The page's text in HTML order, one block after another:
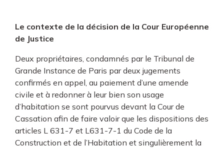
Le contexte de la décision de la Cour Européenne
de Justice
Deux propriétaires, condamnés par le Tribunal de
Grande Instance de Paris par deux jugements
confirmés en appel, au paiement d’une amende
civile et à redonner à leur bien son usage
d’habitation se sont pourvus devant la Cour de
Cassation afin de faire valoir que les dispositions des
articles L 631-7 et L631-7-1 du Code de la
Construction et de l’Habitation et singulièrement la